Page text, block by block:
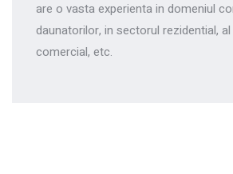
are o vasta experienta in domeniul
daunatorilor, in sectorul rezidential,
comercial, etc.